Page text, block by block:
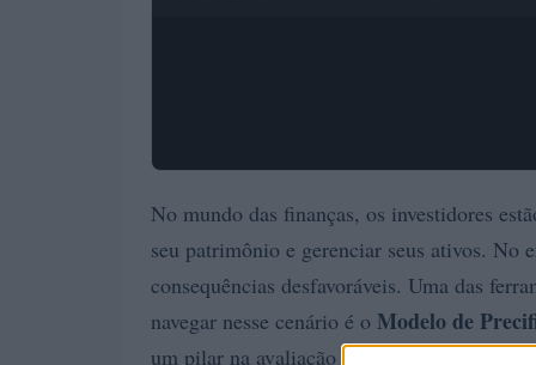
No mundo das finanças, os investidores
seu patrimônio e gerenciar seus ativos. No
consequências desfavoráveis. Uma das
navegar nesse cenário é o Modelo de
um pilar na avaliação dos retornos